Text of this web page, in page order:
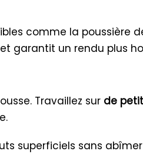
comme la poussière
garantit un rendu plus
Travaillez sur de
superficiels sans abîmer